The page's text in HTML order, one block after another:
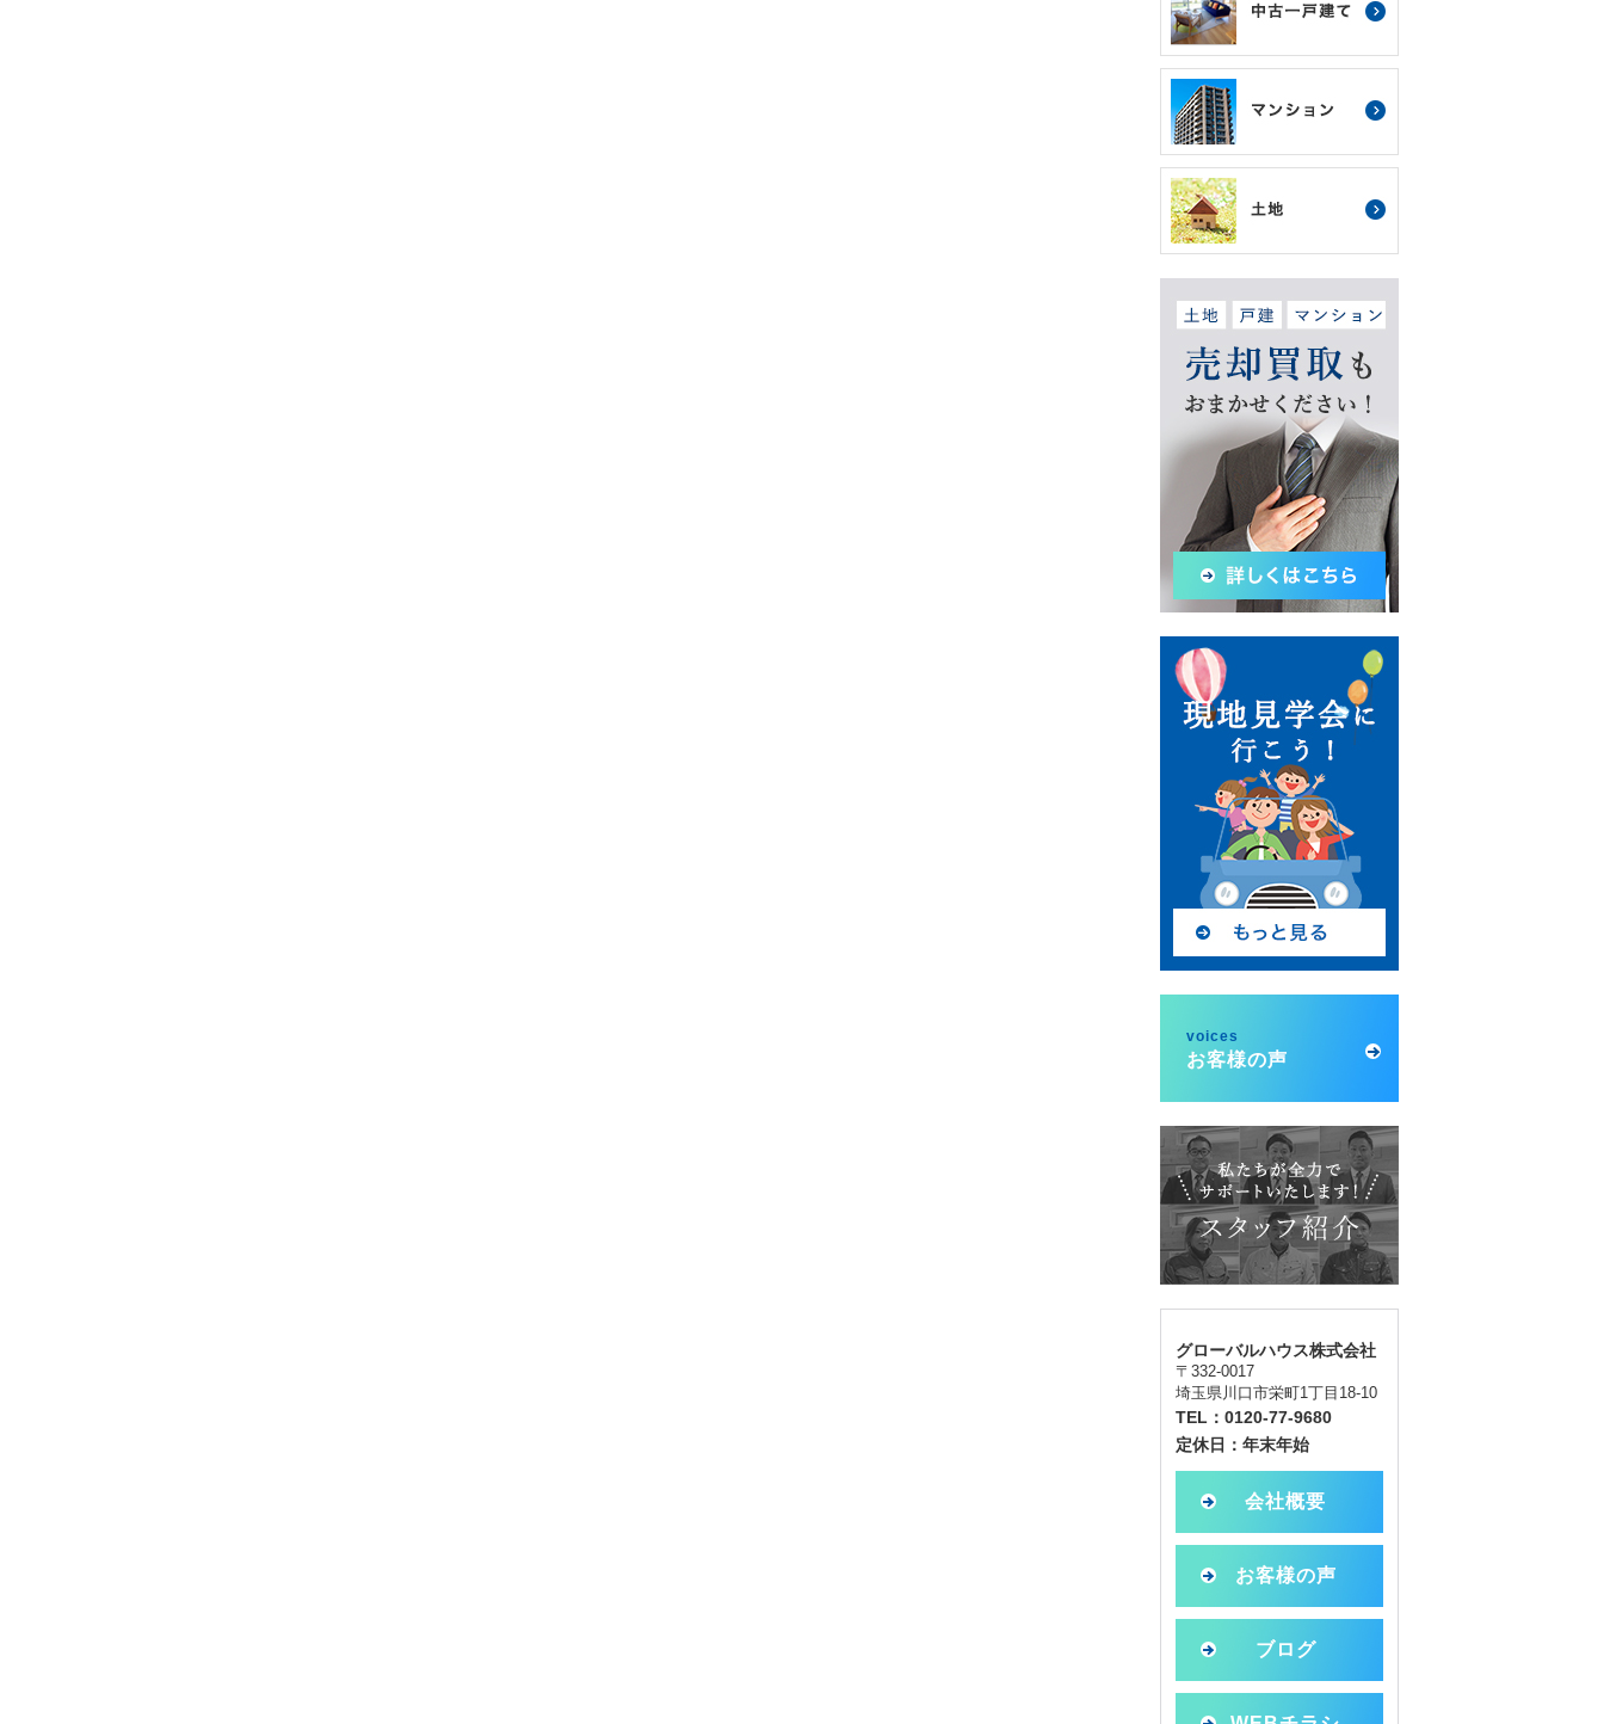
voices
お客様の声
グローバルハウス株式会社
〒332-0017
埼玉県川口市栄町1丁目18-10
TEL：0120-77-9680
定休日：年末年始
会社概要
お客様の声
ブログ